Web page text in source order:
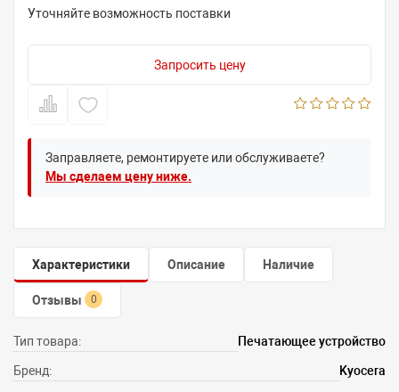
Уточняйте возможность поставки
Запросить цену
Заправляете, ремонтируете или обслуживаете?
Мы сделаем цену ниже.
Характеристики Описание Наличие
Отзывы 0
Тип товара: Печатающее устройство
Бренд: Kyocera